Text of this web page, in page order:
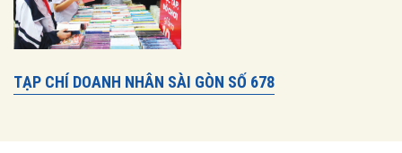
TẠP CHÍ DOANH NHÂN SÀI GÒN SỐ 678